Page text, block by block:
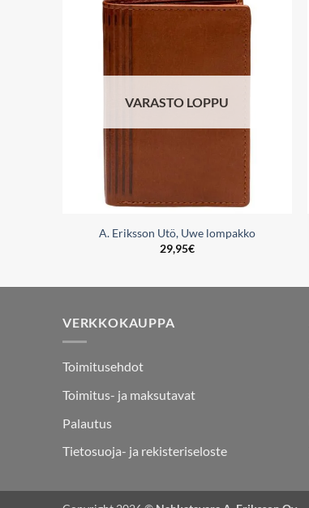
Add to
VARASTO LOPPU
A. Eriksson Utö, Uwe lompakko
29,95€
VERKKOKAUPPA
Toimitusehdot
Toimitus- ja maksutavat
Palautus
Tietosuoja- ja rekisteriseloste